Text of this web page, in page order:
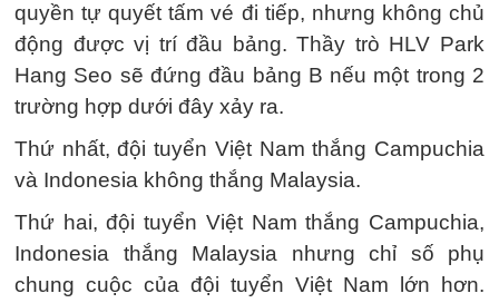
quyền tự quyết tấm vé đi tiếp, nhưng không chủ
động được vị trí đầu bảng. Thầy trò HLV Park
Hang Seo sẽ đứng đầu bảng B nếu một trong 2
trường hợp dưới đây xảy ra.
Thứ nhất, đội tuyển Việt Nam thắng Campuchia
và Indonesia không thắng Malaysia.
Thứ hai, đội tuyển Việt Nam thắng Campuchia,
Indonesia thắng Malaysia nhưng chỉ số phụ
chung cuộc của đội tuyển Việt Nam lớn hơn.